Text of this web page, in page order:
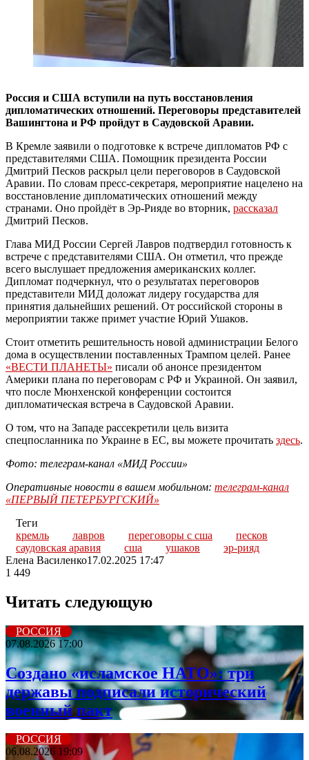
Россия и США вступили на путь восстановления
дипломатических отношений. Переговоры представителей
Вашингтона и РФ пройдут в Саудовской Аравии.
В Кремле заявили о подготовке к встрече дипломатов РФ с
представителями США. Помощник президента России
Дмитрий Песков раскрыл цели переговоров в Саудовской
Аравии. По словам пресс-секретаря, мероприятие нацелено на
восстановление дипломатических отношений между
странами. Оно пройдёт в Эр-Рияде во вторник, рассказал
Дмитрий Песков.
Глава МИД России Сергей Лавров подтвердил готовность к
встрече с представителями США. Он отметил, что прежде
всего выслушает предложения американских коллег.
Дипломат подчеркнул, что о результатах переговоров
представители МИД доложат лидеру государства для
принятия дальнейших решений. От российской стороны в
мероприятии также примет участие Юрий Ушаков.
Стоит отметить решительность новой администрации Белого
дома в осуществлении поставленных Трампом целей. Ранее
«ВЕСТИ ПЛАНЕТЫ» писали об анонсе президентом
Америки плана по переговорам с РФ и Украиной. Он заявил,
что после Мюнхенской конференции состоится
дипломатическая встреча в Саудовской Аравии.
О том, что на Западе рассекретили цель визита
спецпосланника по Украине в ЕС, вы можете прочитать здесь.
Фото: телеграм-канал «МИД России»
Оперативные новости в вашем мобильном: телеграм-канал
«ПЕРВЫЙ ПЕТЕРБУРГСКИЙ»
Теги
кремль
лавров переговоры с сша
песков
саудовская аравия
сша ушаков
эр-рияд
Елена Василенко17.02.2025 17:47
1 449
Читать следующую
РОССИЯ
07.08.2026 17:00
Создано «исламское НАТО»: три
державы подписали исторический
военный пакт
РОССИЯ
06.08.2026 19:09